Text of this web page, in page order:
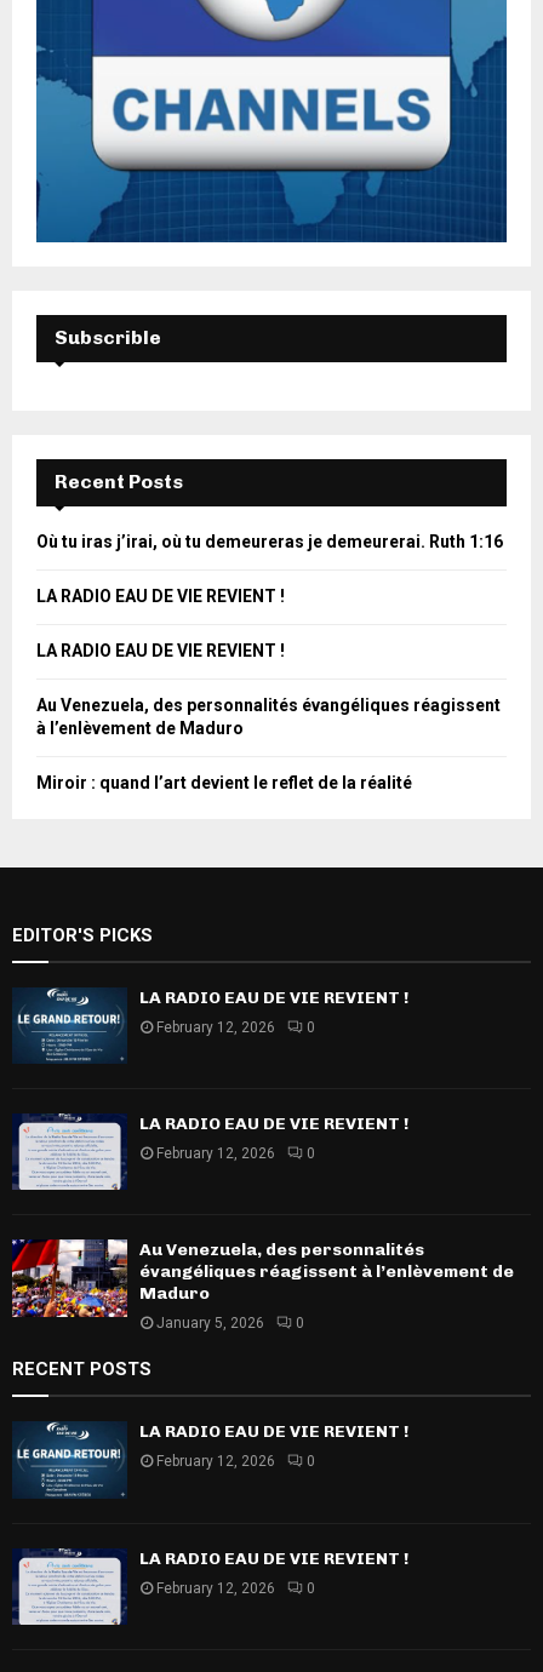
Subscrible
Recent Posts
Où tu iras j’irai, où tu demeureras je demeurerai. Ruth 1:16
LA RADIO EAU DE VIE REVIENT !
LA RADIO EAU DE VIE REVIENT !
Au Venezuela, des personnalités évangéliques réagissent
à l’enlèvement de Maduro
Miroir : quand l’art devient le reflet de la réalité
EDITOR'S PICKS
LA RADIO EAU DE VIE REVIENT !
February 12, 2026 0
LA RADIO EAU DE VIE REVIENT !
February 12, 2026 0
Au Venezuela, des personnalités
évangéliques réagissent à l’enlèvement de
Maduro
January 5, 2026 0
RECENT POSTS
LA RADIO EAU DE VIE REVIENT !
February 12, 2026 0
LA RADIO EAU DE VIE REVIENT !
February 12, 2026 0